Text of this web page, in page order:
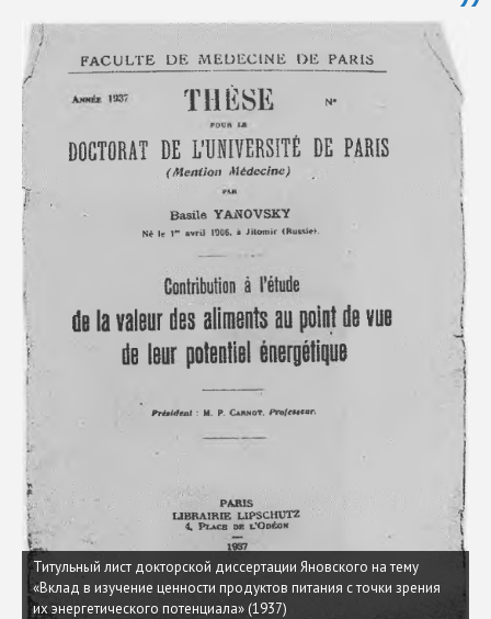
Титульный лист докторской диссертации Яновского на тему
«Вклад в изучение ценности продуктов питания с точки зрения
их энергетического потенциала» (1937)